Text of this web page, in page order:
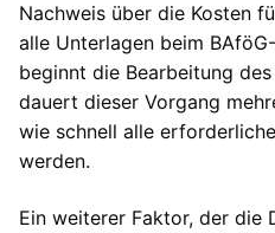
Nachweis über die Kosten
alle Unterlagen beim
beginnt die Bearbeitung
dauert dieser Vorgang
wie schnell alle
werden.
Ein weiterer Faktor, der die